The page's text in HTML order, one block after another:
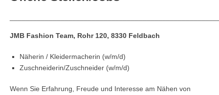
JMB Fashion Team, Rohr 120, 8330 Feldbach
Näherin / Kleidermacherin (w/m/d)
Zuschneiderin/Zuschneider (w/m/d)
Wenn Sie Erfahrung, Freude und Interesse am Nähen von